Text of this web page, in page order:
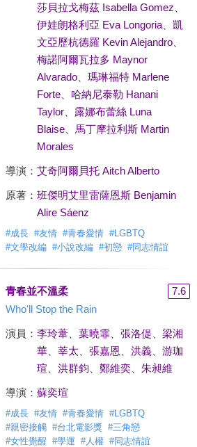
莎貝拉戈梅茲 Isabella Gomez
伊娃朗格利亞 Eva Longoria、 凱
文亞歷杭德羅 Kevin Alejandro、
梅諾阿爾瓦拉多 Maynor
Alvarado、 瑪琳福特 Marlene
Forte、 哈納尼泰勒 Hanani
Taylor、 露娜布蕾絲 Luna
Blaise、 馬丁摩拉利斯 Martin
Morales
導演： 艾奇阿爾貝托 Aitch Alberto
原著： 班傑明艾里雷薩恩斯 Benjamin
Alire Sáenz
#成長 #友情 #青春愛情 #LGBTQ
#文學改編 #小說改編 #初戀 #同志情誼
青春並不溫柔
7.6
Who'll Stop the Rain
演員： 李玲葦、 葉曉霏、 張洛偍、 梁湘
華、 莘太 張嘉恩 洪義、 游珈
瑄
洪群鈞 鄭維奕、 朱昶維
導演： 蘇奕瑄
#成長 #友情 #青春愛情 #LGBTQ
#親密接觸 #台北電影獎 #三角戀
#女性覺醒 #學運 #人權 #同志情誼